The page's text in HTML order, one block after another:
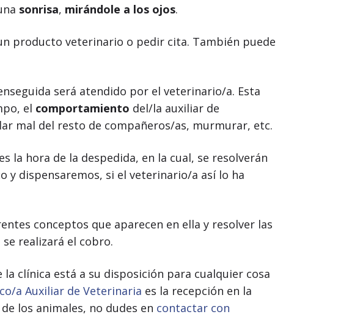
sonrisa, mirándole a los ojos.
producto veterinario o pedir cita. También puede
será atendido por el veterinario/a. Esta
el comportamiento del/la auxiliar de
mal del resto de compañeros/as, murmurar, etc.
la hora de la despedida, en la cual, se resolverán
y dispensaremos, si el veterinario/a así lo ha
conceptos que aparecen en ella y resolver las
realizará el cobro.
clínica está a su disposición para cualquier cosa
a Auxiliar de Veterinaria es la recepción en la
los animales, no dudes en contactar con